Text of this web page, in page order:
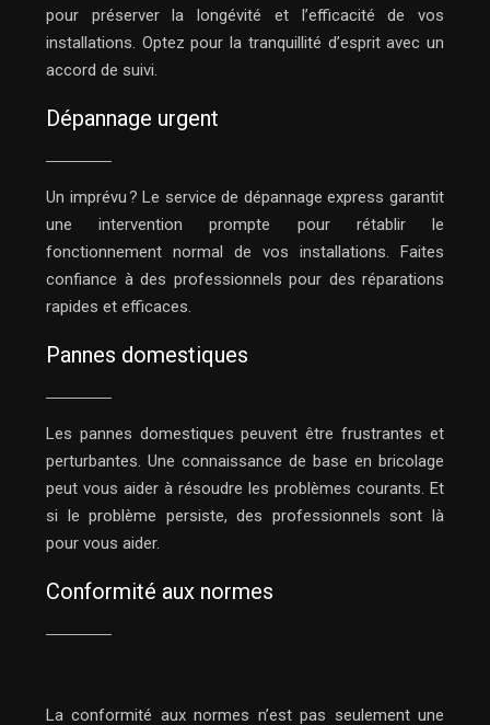
pour préserver la longévité et l’efficacité de vos
installations. Optez pour la tranquillité d’esprit avec un
accord de suivi.
Dépannage urgent
Un imprévu ? Le service de dépannage express garantit
une intervention prompte pour rétablir le
fonctionnement normal de vos installations. Faites
confiance à des professionnels pour des réparations
rapides et efficaces.
Pannes domestiques
Les pannes domestiques peuvent être frustrantes et
perturbantes. Une connaissance de base en bricolage
peut vous aider à résoudre les problèmes courants. Et
si le problème persiste, des professionnels sont là
pour vous aider.
Conformité aux normes
La conformité aux normes n’est pas seulement une